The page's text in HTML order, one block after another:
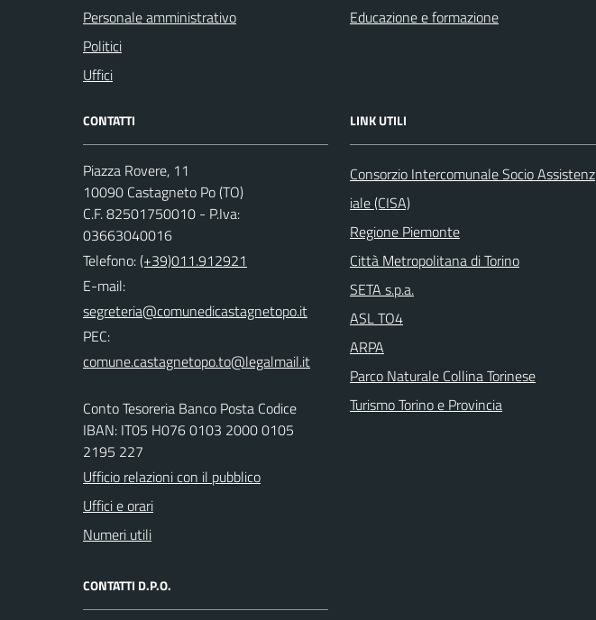
Personale amministrativo
Politici
Uffici
Educazione e formazione
CONTATTI
Piazza Rovere, 11
10090 Castagneto Po (TO)
C.F. 82501750010 - P.Iva:
03663040016
Telefono:(+39)011.912921
E-mail:
PEC:
Conto Tesoreria Banco Posta Codice
IBAN: IT05 H076 0103 2000 0105
2195 227
Ufficio relazioni con il pubblico
Uffici e orari
Numeri utili
CONTATTI D.P.O.
LINK UTILI
Consorzio Intercomunale Socio Assistenz
iale (CISA)
Regione Piemonte
Città Metropolitana di Torino
SETA s.p.a.
ASL TO4
ARPA
Parco Naturale Collina Torinese
Turismo Torino e Provincia